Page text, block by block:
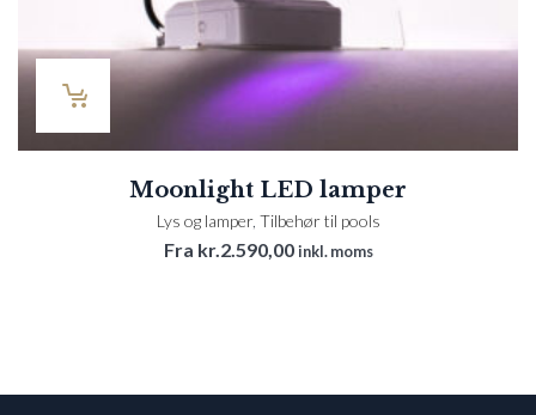
Moonlight LED lamper
Lys og lamper, Tilbehør til pools
Fra kr.2.590,00 inkl. moms